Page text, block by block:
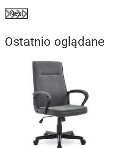
Next
Ostatnio oglądane